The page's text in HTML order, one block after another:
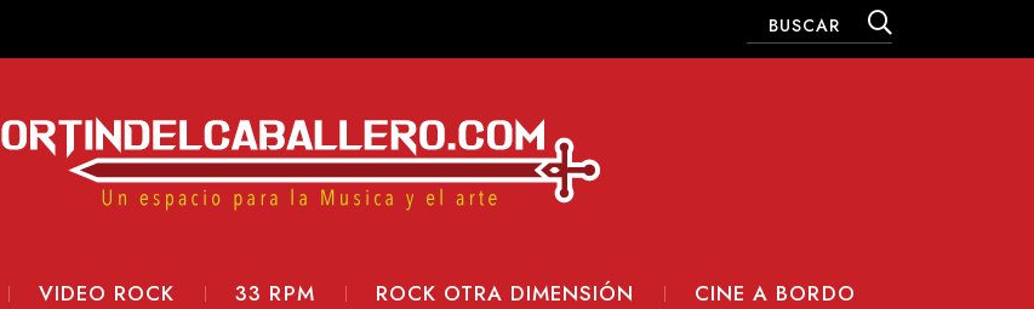
VIDEO ROCK 33 RPM ROCK OTRA DIMENSIÓN CINE A BORDO